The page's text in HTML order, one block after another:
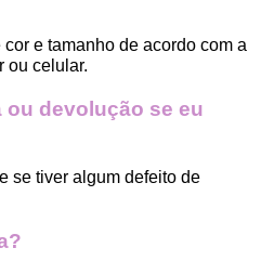
e tamanho de acordo com a
ou celular.
ou devolução se eu
se tiver algum defeito de